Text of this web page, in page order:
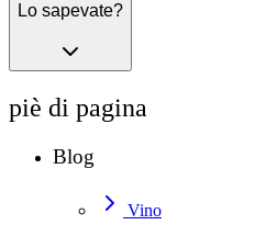
Lo sapevate?
piè di pagina
Blog
Vino